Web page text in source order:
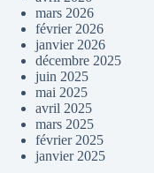
mars 2026
février 2026
janvier 2026
décembre 2025
juin 2025
mai 2025
avril 2025
mars 2025
février 2025
janvier 2025